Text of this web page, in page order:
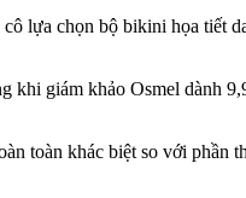
lựa chọn bộ bikini họa tiết
giám khảo Osmel dành
toàn khác biệt so với phần